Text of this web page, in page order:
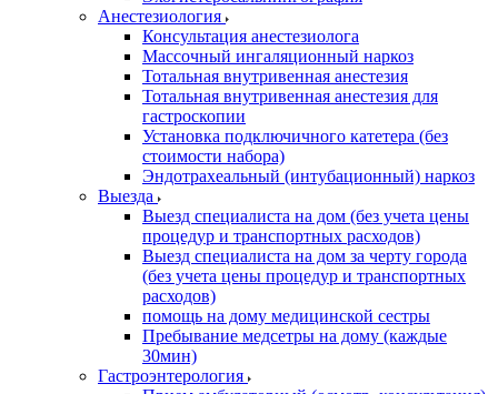
Анестезиология
Консультация анестезиолога
Массочный ингаляционный наркоз
Тотальная внутривенная анестезия
Тотальная внутривенная анестезия для
гастроскопии
Установка подключичного катетера (без
стоимости набора)
Эндотрахеальный (интубационный) наркоз
Выезда
Выезд специалиста на дом (без учета цены
процедур и транспортных расходов)
Выезд специалиста на дом за черту города
(без учета цены процедур и транспортных
расходов)
помощь на дому медицинской сестры
Пребывание медсетры на дому (каждые
30мин)
Гастроэнтерология